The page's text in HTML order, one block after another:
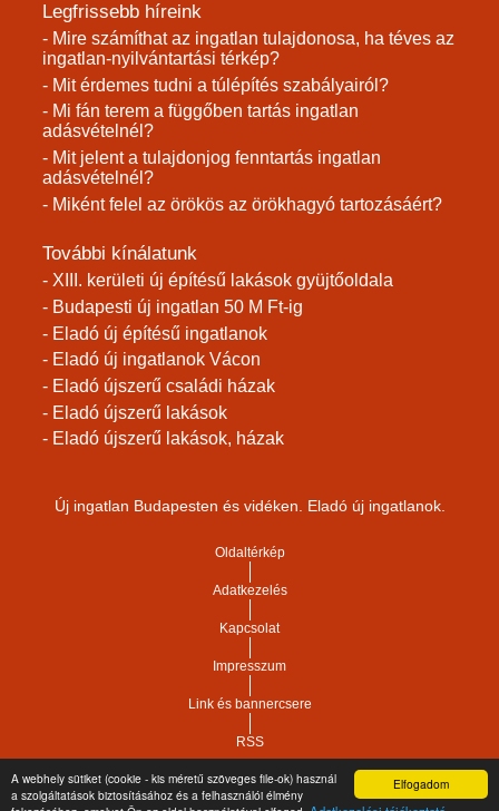
Elfogadom
A webhely sütiket (cookie - kis méretű szöveges file-ok) használ
a szolgáltatások biztosításához és a felhasználói élmény
Legfrissebb híreink
- Mire számíthat az ingatlan tulajdonosa, ha téves az
ingatlan-nyilvántartási térkép?
- Mit érdemes tudni a túlépítés szabályairól?
- Mi fán terem a függőben tartás ingatlan
adásvételnél?
- Mit jelent a tulajdonjog fenntartás ingatlan
adásvételnél?
- Miként felel az örökös az örökhagyó tartozásáért?
További kínálatunk
- XIII. kerületi új építésű lakások gyüjtőoldala
- Budapesti új ingatlan 50 M Ft-ig
- Eladó új építésű ingatlanok
- Eladó új ingatlanok Vácon
- Eladó újszerű családi házak
- Eladó újszerű lakások
- Eladó újszerű lakások, házak
Új ingatlan Budapesten és vidéken. Eladó új ingatlanok.
Oldaltérkép
Adatkezelés
Kapcsolat
Impresszum
Link és bannercsere
RSS
Copyright © 2021.Vár-Köz Kft. - Ingatlan nyilvántartó, ügyviteli és